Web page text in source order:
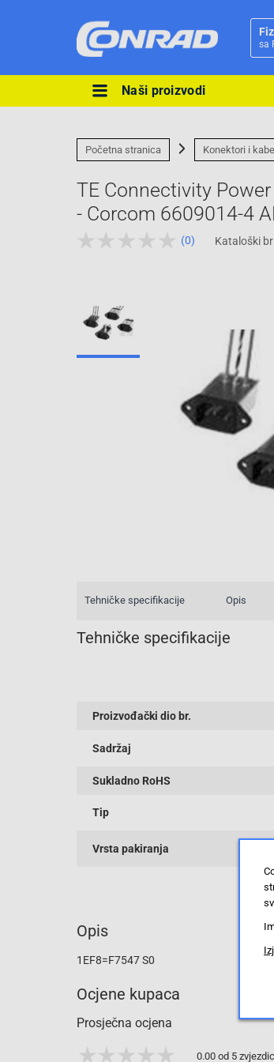
sa
Ova postavka
Pravno lice
Naši proizvodi
Početna stranica Konektori i
TE Connectivity
- Corcom 6609014-4
(0) Kataloški
Tehničke specifikacije Opis
Tehničke specifikacije
Proizvođački dio br.
Sadržaj
Sukladno RoHS
Tip
Vrsta pakiranja
Opis
1EF8=F7547 S0
Ocjene kupaca
Prosječna ocjena
0.00 od 5